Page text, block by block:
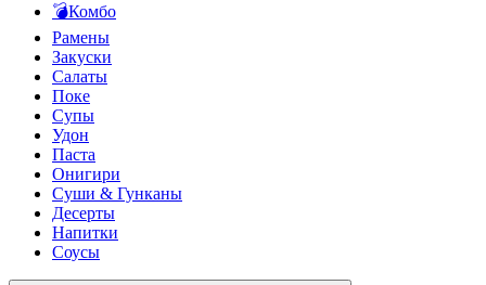
💣Комбо
Рамены
Закуски
Салаты
Поке
Супы
Удон
Паста
Онигири
Суши & Гунканы
Десерты
Напитки
Соусы